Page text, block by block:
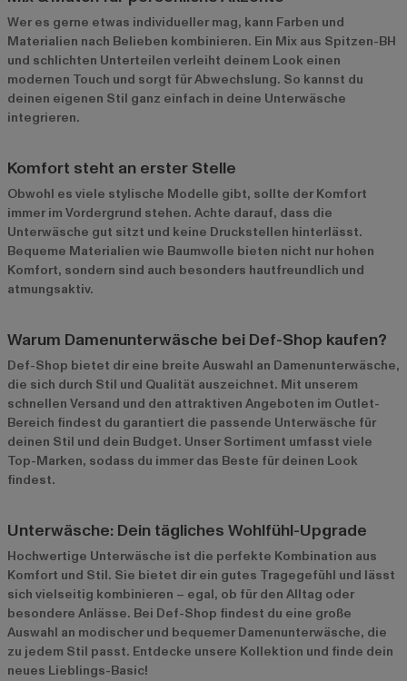
Wer es gerne etwas individueller mag, kann Farben und
Materialien nach Belieben kombinieren. Ein Mix aus Spitzen-BH
und schlichten Unterteilen verleiht deinem Look einen
modernen Touch und sorgt für Abwechslung. So kannst du
deinen eigenen Stil ganz einfach in deine Unterwäsche
integrieren.
Komfort steht an erster Stelle
Obwohl es viele stylische Modelle gibt, sollte der Komfort
immer im Vordergrund stehen. Achte darauf, dass die
Unterwäsche gut sitzt und keine Druckstellen hinterlässt.
Bequeme Materialien wie Baumwolle bieten nicht nur hohen
Komfort, sondern sind auch besonders hautfreundlich und
atmungsaktiv.
Warum Damenunterwäsche bei Def-Shop kaufen?
Def-Shop bietet dir eine breite Auswahl an Damenunterwäsche,
die sich durch Stil und Qualität auszeichnet. Mit unserem
schnellen Versand und den attraktiven Angeboten im Outlet-
Bereich findest du garantiert die passende Unterwäsche für
deinen Stil und dein Budget. Unser Sortiment umfasst viele
Top-Marken, sodass du immer das Beste für deinen Look
findest.
Unterwäsche: Dein tägliches Wohlfühl-Upgrade
Hochwertige Unterwäsche ist die perfekte Kombination aus
Komfort und Stil. Sie bietet dir ein gutes Tragegefühl und lässt
sich vielseitig kombinieren – egal, ob für den Alltag oder
besondere Anlässe. Bei Def-Shop findest du eine große
Auswahl an modischer und bequemer Damenunterwäsche, die
zu jedem Stil passt. Entdecke unsere Kollektion und finde dein
neues Lieblings-Basic!